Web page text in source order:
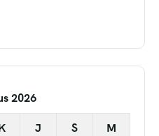
2026
J S M